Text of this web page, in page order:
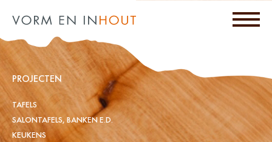
PROJECTEN
TAFELS
SALONTAFELS, BANKEN E.D.
KEUKENS